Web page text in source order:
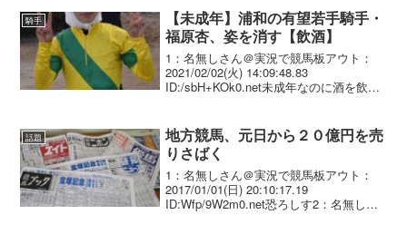
合は８日、見越彬央騎手（２...
騎手
【未成年】浦和の有望若手騎手・
福原杏、姿を消す【飲酒】
1：名無しさん＠実況で競馬板アウト：
2021/02/02(火) 14:09:48.83
ID:/sbH+KOk0.net未成年なのに酒を飲ん
の競馬法違反と言う事でなく...
話題
地方競馬、元日から２０億円を売
りさばく
1：名無しさん＠実況で競馬板アウト：
2017/01/01(日) 20:10:17.19
ID:Wfp/9W2m0.net恐ろしす2：名無しさ